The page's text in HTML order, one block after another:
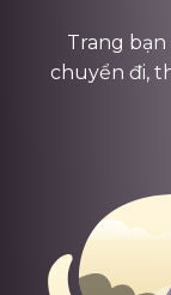
Trang
chuyển đi,